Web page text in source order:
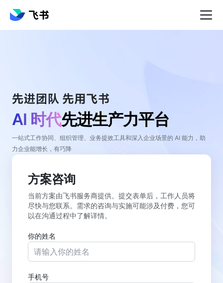
AI 时代先进生产力平台
一站式工作协同、组织管理、业务提效工具和深入企业场景的 AI 能力，助
力企业能增长，有巧降
方案咨询
当前方案由飞书服务商提供。提交表单后，工作人员将
尽快与您联系。需求的咨询与实施可能涉及付费，您可
以在沟通过程中了解详情。
你的姓名
手机号